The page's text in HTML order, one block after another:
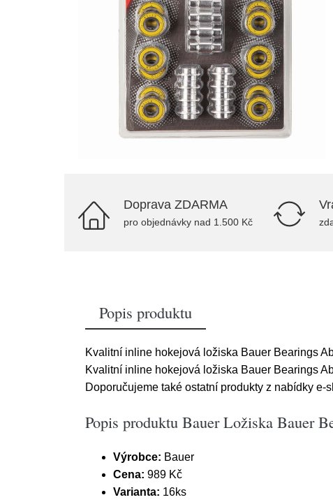
Doprava ZDARMA
pro objednávky nad 1.500 Kč
Popis produktu
Kvalitní inline hokejová ložiska Bauer Bearings
Kvalitní inline hokejová ložiska Bauer Bearings
Doporučujeme také ostatní produkty z nabídky
Popis produktu Bauer Ložiska Bauer
Výrobce: Bauer
Cena: 989 Kč
Varianta: 16ks